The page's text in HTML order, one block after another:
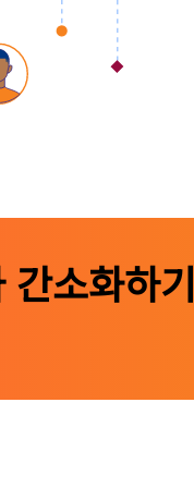
소화하기